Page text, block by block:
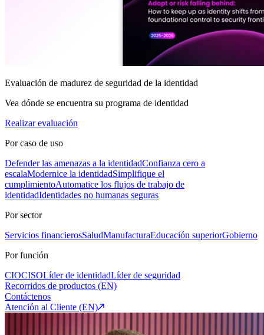
Evaluación de madurez de seguridad de la identidad
Vea dónde se encuentra su programa de identidad
Realizar evaluación
Por caso de uso
Defender las amenazas a la identidadConfianza cero a
escalaModernice la identidadSimplifique el
cumplimientoAutomatice los flujos de trabajo de
identidadIdentidades no humanas seguras
Por sector
Servicios financierosSaludManufacturaEducación superiorGobierno
Por función
CIOCISOLíder de identidadLíder de seguridad
Recorridos de productos (EN)
Contáctenos
Atención al Cliente (EN)